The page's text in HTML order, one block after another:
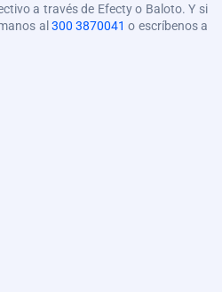
a través de Efecty o Baloto. Y si
al 300 3870041 o escríbenos a